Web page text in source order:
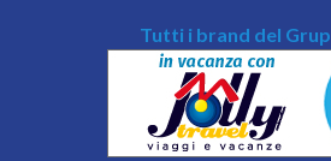
Tutti i brand del